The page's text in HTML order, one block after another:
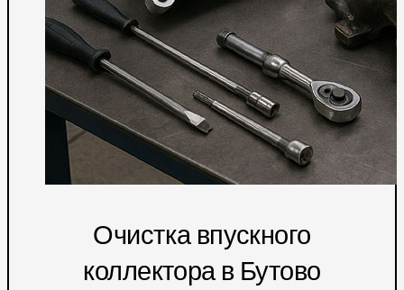
Очистка впускного
коллектора в Бутово